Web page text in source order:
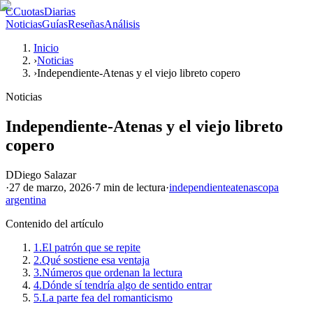
CCuotasDiarias
NoticiasGuíasReseñasAnálisis
Inicio
›Noticias
›Independiente-Atenas y el viejo libreto copero
Noticias
Independiente-Atenas y el viejo libreto
copero
DDiego Salazar
·27 de marzo, 2026·7 min de lectura·independienteatenascopa
argentina
Contenido del artículo
1.El patrón que se repite
2.Qué sostiene esa ventaja
3.Números que ordenan la lectura
4.Dónde sí tendría algo de sentido entrar
5.La parte fea del romanticismo